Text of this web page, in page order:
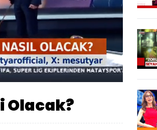
Oynatma
Olacak?